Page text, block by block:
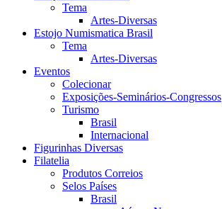
Tema
Artes-Diversas
Estojo Numismatica Brasil
Tema
Artes-Diversas
Eventos
Colecionar
Exposições-Seminários-Congressos
Turismo
Brasil
Internacional
Figurinhas Diversas
Filatelia
Produtos Correios
Selos Países
Brasil